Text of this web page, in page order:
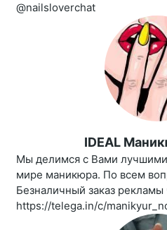
@nailsloverchat
IDEAL
Мы делимся с Вами
мире маникюра. По всем
Безналичный заказ
https://telega.in/c/